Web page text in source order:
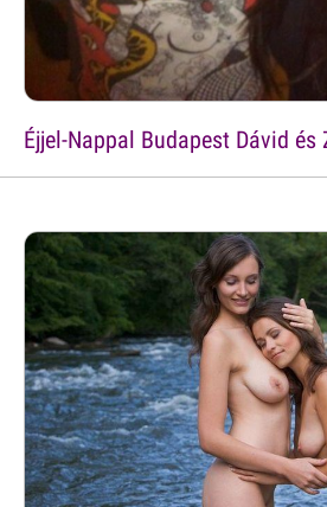
Éjjel-Nappal Budapest Dávid és